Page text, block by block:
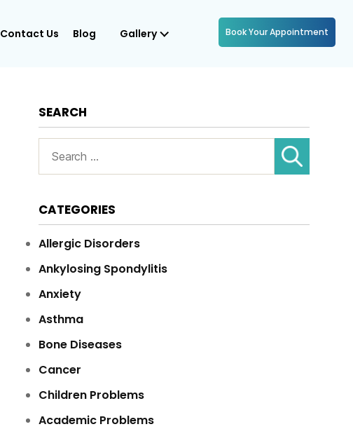
Contact Us Blog Gallery Book Your Appointment
SEARCH
for:
CATEGORIES
Allergic Disorders
Ankylosing Spondylitis
Anxiety
Asthma
Bone Diseases
Cancer
Children Problems
Academic Problems